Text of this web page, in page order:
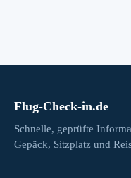
Flug-Check-in.de
Schnelle, geprüfte
Gepäck, Sitzplatz und